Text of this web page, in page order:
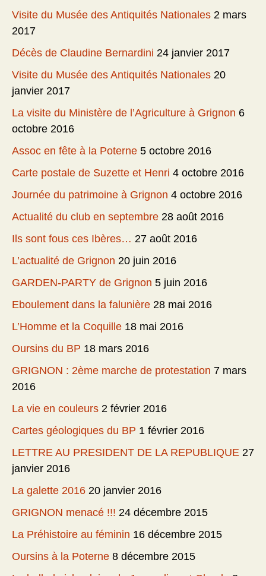
Visite du Musée des Antiquités Nationales 2 mars
2017
Décès de Claudine Bernardini 24 janvier 2017
Visite du Musée des Antiquités Nationales 20
janvier 2017
La visite du Ministère de l’Agriculture à Grignon 6
octobre 2016
Assoc en fête à la Poterne 5 octobre 2016
Carte postale de Suzette et Henri 4 octobre 2016
Journée du patrimoine à Grignon 4 octobre 2016
Actualité du club en septembre 28 août 2016
Ils sont fous ces Ibères… 27 août 2016
L’actualité de Grignon 20 juin 2016
GARDEN-PARTY de Grignon 5 juin 2016
Eboulement dans la falunière 28 mai 2016
L’Homme et la Coquille 18 mai 2016
Oursins du BP 18 mars 2016
GRIGNON : 2ème marche de protestation 7 mars
2016
La vie en couleurs 2 février 2016
Cartes géologiques du BP 1 février 2016
LETTRE AU PRESIDENT DE LA REPUBLIQUE 27
janvier 2016
La galette 2016 20 janvier 2016
GRIGNON menacé !!! 24 décembre 2015
La Préhistoire au féminin 16 décembre 2015
Oursins à la Poterne 8 décembre 2015